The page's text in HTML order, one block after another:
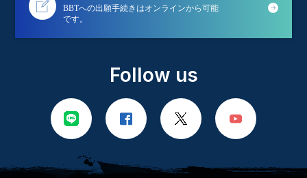
BBTへの出願手続きはオンラインから可能
です。
Follow us